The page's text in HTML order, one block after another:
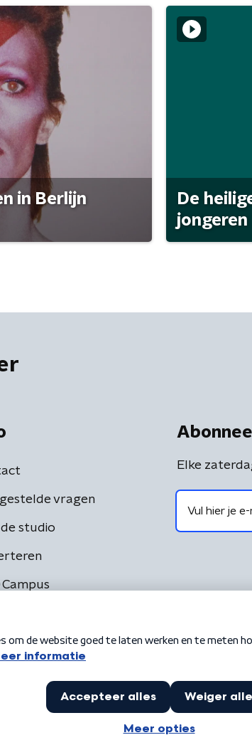
in Berlijn
De
jongeren
vragen
studio
Campus
Elke